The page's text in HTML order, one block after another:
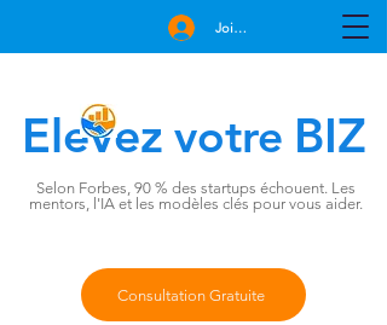
Elevez votre BIZ
Selon Forbes, 90 % des startups échouent. Les
mentors, l'IA et les modèles clés pour vous aider.
Consultation Gratuite
Join Free